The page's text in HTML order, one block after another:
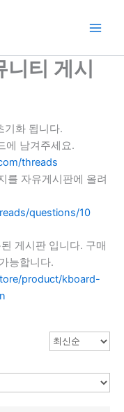
티 게시
기화 됩니다.
에 남겨주세요.
threads
를 자유게시판에 올려
questions/10
게시판 입니다. 구매
능합니다.
product/kboard-